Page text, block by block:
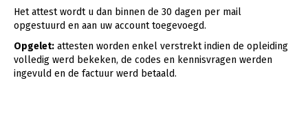
Het attest wordt u dan binnen de 30 dagen per mail
opgestuurd en aan uw account toegevoegd.
Opgelet: attesten worden enkel verstrekt indien de opleiding
volledig werd bekeken, de codes en kennisvragen werden
ingevuld en de factuur werd betaald.